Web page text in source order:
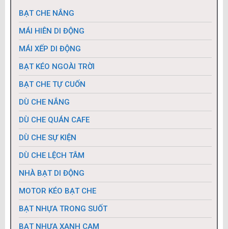
SẢN PHẨM HỮU ÍCH
BẠT CHE NẮNG
MÁI HIÊN DI ĐỘNG
MÁI XẾP DI ĐỘNG
BẠT KÉO NGOÀI TRỜI
BẠT CHE TỰ CUỐN
DÙ CHE NẮNG
DÙ CHE QUÁN CAFE
DÙ CHE SỰ KIỆN
DÙ CHE LỆCH TÂM
NHÀ BẠT DI ĐỘNG